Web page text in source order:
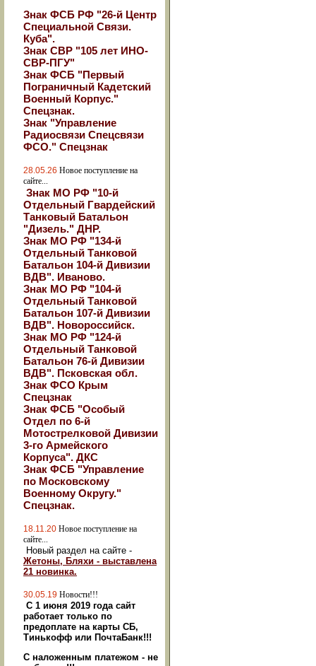
Знак ФСБ РФ "26-й Центр
Специальной Связи.
Куба".
Знак СВР "105 лет ИНО-
СВР-ПГУ"
Знак ФСБ "Первый
Пограничный Кадетский
Военный Корпус."
Спецзнак.
Знак "Управление
Радиосвязи Спецсвязи
ФСО." Спецзнак
28.05.26 Новое поступление на
сайте...
Знак МО РФ "10-й
Отдельный Гвардейский
Танковый Батальон
"Дизель." ДНР.
Знак МО РФ "134-й
Отдельный Танковой
Батальон 104-й Дивизии
ВДВ". Иваново.
Знак МО РФ "104-й
Отдельный Танковой
Батальон 107-й Дивизии
ВДВ". Новороссийск.
Знак МО РФ "124-й
Отдельный Танковой
Батальон 76-й Дивизии
ВДВ". Псковская обл.
Знак ФСО Крым
Спецзнак
Знак ФСБ "Особый
Отдел по 6-й
Мотострелковой Дивизии
3-го Армейского
Корпуса". ДКС
Знак ФСБ "Управление
по Московскому
Военному Округу."
Спецзнак.
18.11.20 Новое поступление на
сайте...
Новый раздел на сайте -
Жетоны, Бляхи - выставлена
21 новинка.
30.05.19 Новости!!!
С 1 июня 2019 года сайт
работает только по
предоплате на карты СБ,
Тинькофф или ПочтаБанк!!!
С наложенным платежом - не